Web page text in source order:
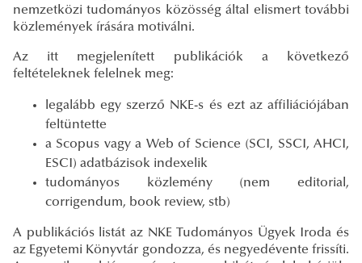
nemzetközi tudományos közösség által elismert további
közlemények írására motiválni.
Az itt megjelenített publikációk a következő
feltételeknek felelnek meg:
legalább egy szerző NKE-s és ezt az affiliációjában
feltüntette
a Scopus vagy a Web of Science (SCI, SSCI, AHCI,
ESCI) adatbázisok indexelik
tudományos közlemény (nem editorial,
corrigendum, book review, stb)
A publikációs listát az NKE Tudományos Ügyek Iroda és
az Egyetemi Könyvtár gondozza, és negyedévente frissíti.